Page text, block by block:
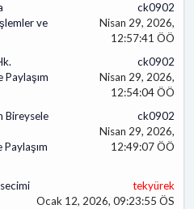
ve
ck0902
Nisan 29, 2026,
12:57:41 ÖÖ
ck0902
Nisan 29, 2026,
12:54:04 ÖÖ
Bireysele
ck0902
Nisan 29, 2026,
12:49:07 ÖÖ
tekyürek
Ocak 12, 2026, 09:23:55 ÖS